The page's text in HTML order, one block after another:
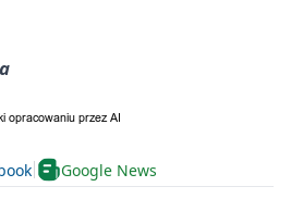
Google News